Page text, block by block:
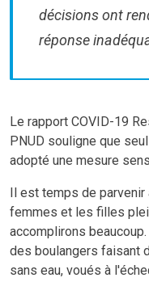
décisions ont
réponse
Le rapport COVID-19
PNUD souligne que
adopté une mesure
Il est temps de
femmes et les filles
accomplirons
des boulangers faisant
sans eau, voués à